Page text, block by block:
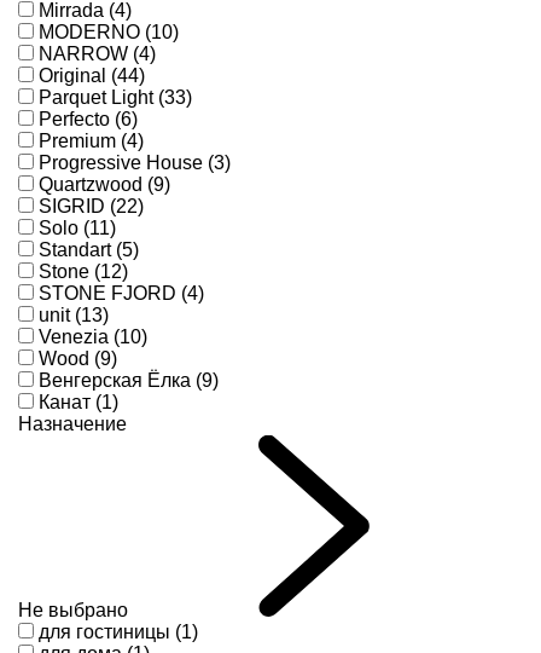
Mirrada (4)
MODERNO (10)
NARROW (4)
Original (44)
Parquet Light (33)
Perfecto (6)
Premium (4)
Progressive House (3)
Quartzwood (9)
SIGRID (22)
Solo (11)
Standart (5)
Stone (12)
STONE FJORD (4)
unit (13)
Venezia (10)
Wood (9)
Венгерская Ёлка (9)
Канат (1)
Назначение
Не выбрано
для гостиницы (1)